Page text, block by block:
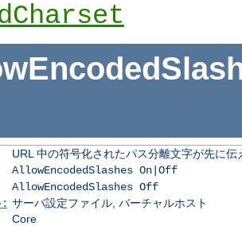
URL 中の符号化されたパス分離文字が先に
AllowEncodedSlashes On|Off
AllowEncodedSlashes Off
: サーバ設定ファイル, バーチャルホスト
Core